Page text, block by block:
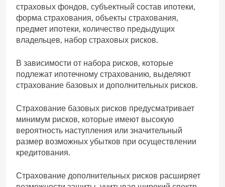
страховых фондов, субъектный состав ипотеки,
форма страхования, объекты страхования,
предмет ипотеки, количество предыдущих
владельцев, набор страховых рисков.
В зависимости от набора рисков, которые
подлежат ипотечному страхованию, выделяют
страхование базовых и дополнительных рисков.
Страхование базовых рисков предусматривает
минимум рисков, которые имеют высокую
вероятность наступления или значительный
размер возможных убытков при осуществлении
кредитования.
Страхование дополнительных рисков расширяет